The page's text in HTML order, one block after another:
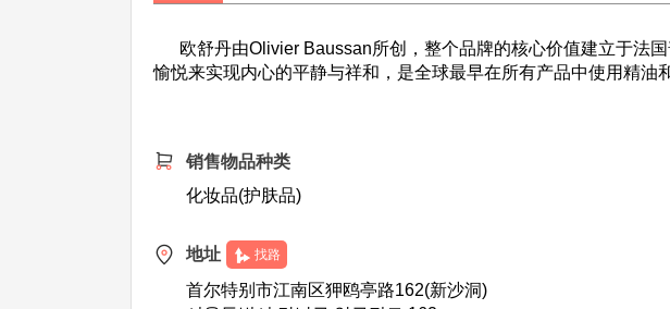
欧舒丹由Olivier Baussan所创，整个品牌的核心价值建立于法
愉悦来实现内心的平静与祥和，是全球最早在所有产品中使用精油
销售物品种类
化妆品(护肤品)
地址 找路
首尔特别市江南区狎鸥亭路162(新沙洞)